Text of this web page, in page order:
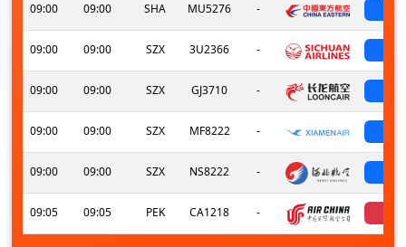
09:00 09:00 SHA MU5276 -
09:00 09:00 SZX 3U2366 -
09:00 09:00 SZX GJ3710 -
09:00 09:00 SZX MF8222 -
09:00 09:00 SZX NS8222 -
09:05 09:05 PEK CA1218 -